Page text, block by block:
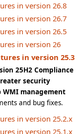
in version 26.8
in version 26.7
in version 26.5
in version 26
in version 25.3
25H2 Compliance
security
WMI management
and bug fixes.
in version 25.2.x
in version 25.1.x